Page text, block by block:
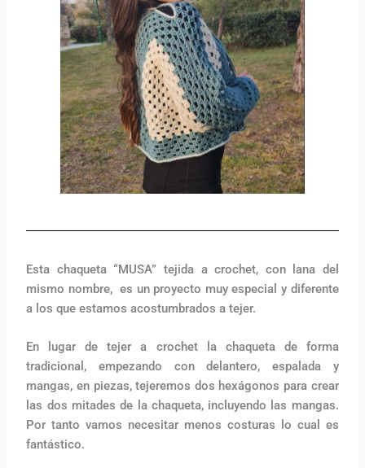
Esta chaqueta “MUSA” tejida a crochet, con lana del
mismo nombre, es un proyecto muy especial y diferente
a los que estamos acostumbrados a tejer.
En lugar de tejer a crochet la chaqueta de forma
tradicional, empezando con delantero, espalada y
mangas, en piezas, tejeremos dos hexágonos para crear
las dos mitades de la chaqueta, incluyendo las mangas.
Por tanto vamos necesitar menos costuras lo cual es
fantástico.